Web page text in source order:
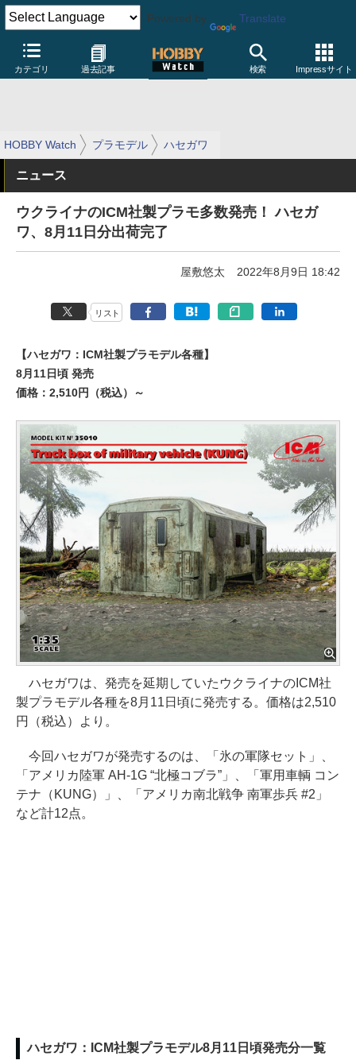
Powered by Translate
カテゴリ 過去記事 検索 Impressサイト
HOBBY Watch プラモデル ハセガワ
ニュース
ウクライナのICM社製プラモ多数発売！ ハセガ
ワ、8月11日分出荷完了
屋敷悠太 2022年8月9日 18:42
リスト
【ハセガワ：ICM社製プラモデル各種】
8月11日頃 発売
価格：2,510円（税込）～
ハセガワは、発売を延期していたウクライナのICM社
製プラモデル各種を8月11日頃に発売する。価格は2,510
円（税込）より。
今回ハセガワが発売するのは、「氷の軍隊セット」、
「アメリカ陸軍 AH-1G “北極コブラ”」、「軍用車輌 コン
テナ（KUNG）」、「アメリカ南北戦争 南軍歩兵 #2」
など計12点。
ハセガワ：ICM社製プラモデル8月11日頃発売分一覧